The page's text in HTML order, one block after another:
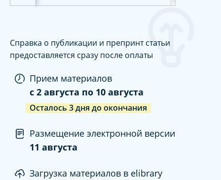
Справка о публикации и препринт статьи
предоставляется сразу после оплаты
Прием материалов
c 2 августа по 10 августа
Осталось 3дня до окончания
Размещение электронной версии
11 августа
Загрузка материалов в elibrary